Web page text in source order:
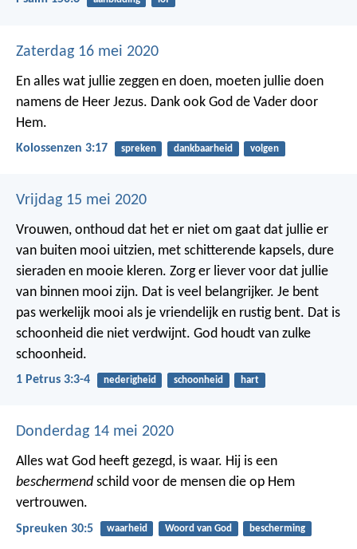
Zaterdag 16 mei 2020
En alles wat jullie zeggen en doen, moeten jullie doen
namens de Heer Jezus. Dank ook God de Vader door
Hem.
Kolossenzen 3:17 spreken dankbaarheid volgen
Vrijdag 15 mei 2020
Vrouwen, onthoud dat het er niet om gaat dat jullie er
van buiten mooi uitzien, met schitterende kapsels, dure
sieraden en mooie kleren. Zorg er liever voor dat jullie
van binnen mooi zijn. Dat is veel belangrijker. Je bent
pas werkelijk mooi als je vriendelijk en rustig bent. Dat is
schoonheid die niet verdwijnt. God houdt van zulke
schoonheid.
1 Petrus 3:3-4 nederigheid schoonheid hart
Donderdag 14 mei 2020
Alles wat God heeft gezegd, is waar. Hij is een
beschermend schild voor de mensen die op Hem
vertrouwen.
Spreuken 30:5 waarheid Woord van God bescherming